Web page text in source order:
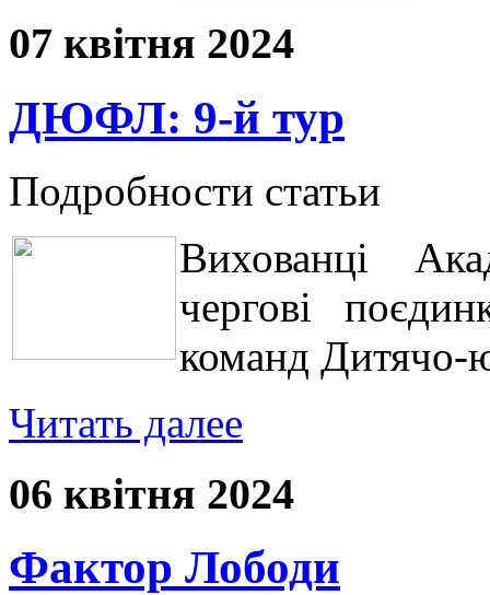
07 квітня 2024
ДЮФЛ: 9-й тур
Подробности статьи
Вихованці
чергові
команд Дитячо-
Читать далее
06 квітня 2024
Фактор Лободи